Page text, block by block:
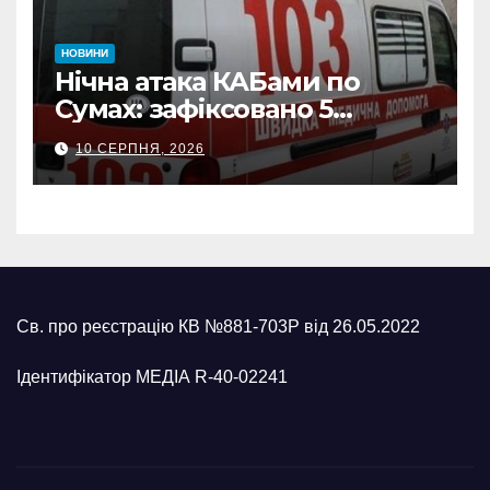
НОВИНИ
Нічна атака КАБами по
Сумах: зафіксовано 5
влучань, щонайменше
п’ятеро поранених
10 СЕРПНЯ, 2026
Св. про реєстрацію КВ №881-703Р від 26.05.2022
Ідентифікатор МЕДІА R-40-02241